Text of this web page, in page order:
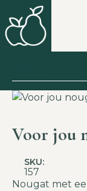
Voor jou
SKU:
157
Nougat met